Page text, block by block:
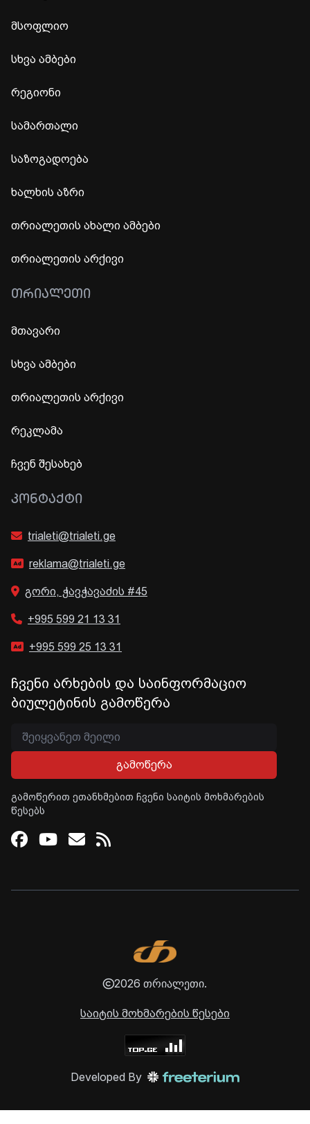
მსოფლიო
სხვა ამბები
რეგიონი
სამართალი
საზოგადოება
ხალხის აზრი
თრიალეთის ახალი ამბები
თრიალეთის არქივი
ᲗᲠᲘᲐᲚᲔᲗᲘ
მთავარი
სხვა ამბები
თრიალეთის არქივი
რეკლამა
ჩვენ შესახებ
ᲙᲝᲜᲢᲐᲥᲢᲘ
trialeti@trialeti.ge
reklama@trialeti.ge
გორი, ჭავჭავაძის #45
+995 599 21 13 31
+995 599 25 13 31
ჩვენი არხების და საინფორმაციო
ბიულეტინის გამოწერა
გამოწერა
გამოწერით ეთანხმებით ჩვენი საიტის მოხმარების
წესებს
Facebook
Youtube
Email
RSS
2026 თრიალეთი.
საიტის მოხმარების წესები
Developed By